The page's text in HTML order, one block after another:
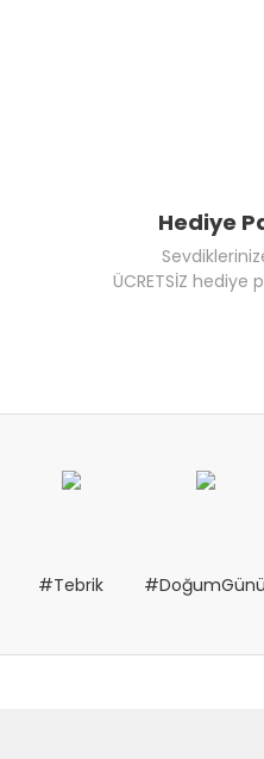
Hediye
ÜCRETSİZ
#Tebrik #DoğumGünü